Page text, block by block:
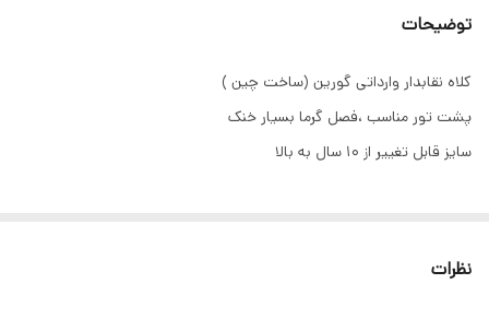
توضیحات
کلاه نقابدار وارداتی گورین (ساخت چین )
پشت تور مناسب ،فصل گرما بسیار خنک
سایز قابل تغییر از ۱۰ سال به بالا
نظرات